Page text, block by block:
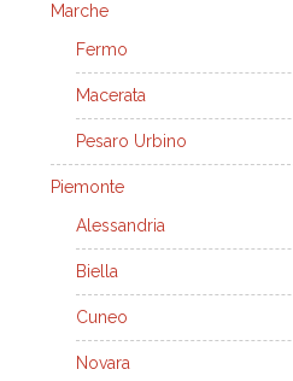
Marche
Fermo
Macerata
Pesaro Urbino
Piemonte
Alessandria
Biella
Cuneo
Novara